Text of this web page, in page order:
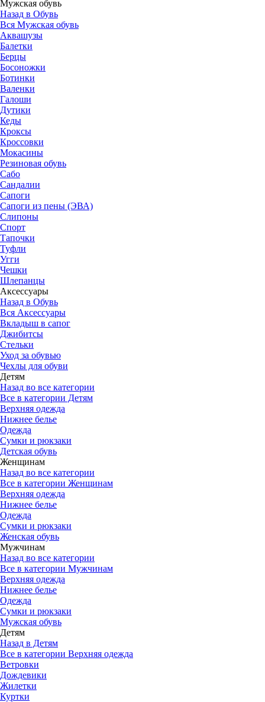
Мужская обувь
Назад в Обувь
Вся Мужская обувь
Аквашузы
Балетки
Берцы
Босоножки
Ботинки
Валенки
Галоши
Дутики
Кеды
Кроксы
Кроссовки
Мокасины
Резиновая обувь
Сабо
Сандалии
Сапоги
Сапоги из пены (ЭВА)
Слипоны
Спорт
Тапочки
Туфли
Угги
Чешки
Шлепанцы
Аксессуары
Назад в Обувь
Вся Аксессуары
Вкладыш в сапог
Джибитсы
Стельки
Уход за обувью
Чехлы для обуви
Детям
Назад во все категории
Все в категории Детям
Верхняя одежда
Нижнее белье
Одежда
Сумки и рюкзаки
Детская обувь
Женщинам
Назад во все категории
Все в категории Женщинам
Верхняя одежда
Нижнее белье
Одежда
Сумки и рюкзаки
Женская обувь
Мужчинам
Назад во все категории
Все в категории Мужчинам
Верхняя одежда
Нижнее белье
Одежда
Сумки и рюкзаки
Мужская обувь
Детям
Назад в Детям
Все в категории Верхняя одежда
Ветровки
Дождевики
Жилетки
Куртки